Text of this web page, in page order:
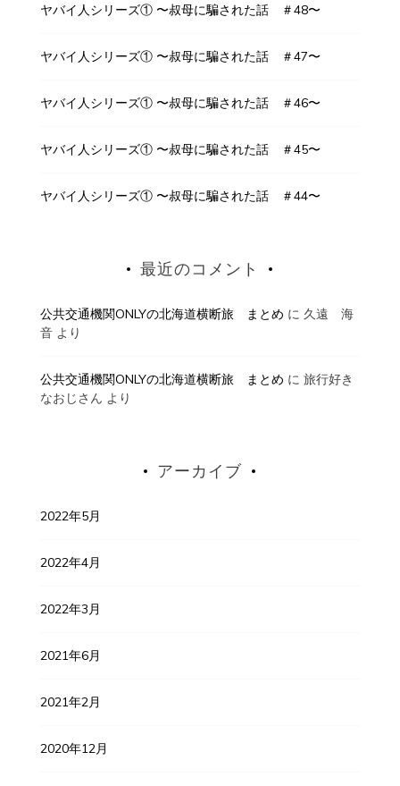
ヤバイ人シリーズ① 〜叔母に騙された話 ＃48〜
ヤバイ人シリーズ① 〜叔母に騙された話 ＃47〜
ヤバイ人シリーズ① 〜叔母に騙された話 ＃46〜
ヤバイ人シリーズ① 〜叔母に騙された話 ＃45〜
ヤバイ人シリーズ① 〜叔母に騙された話 ＃44〜
最近のコメント
公共交通機関ONLYの北海道横断旅 まとめ に 久遠 海
音より
公共交通機関ONLYの北海道横断旅 まとめ に 旅行好き
なおじさん より
アーカイブ
2022年5月
2022年4月
2022年3月
2021年6月
2021年2月
2020年12月